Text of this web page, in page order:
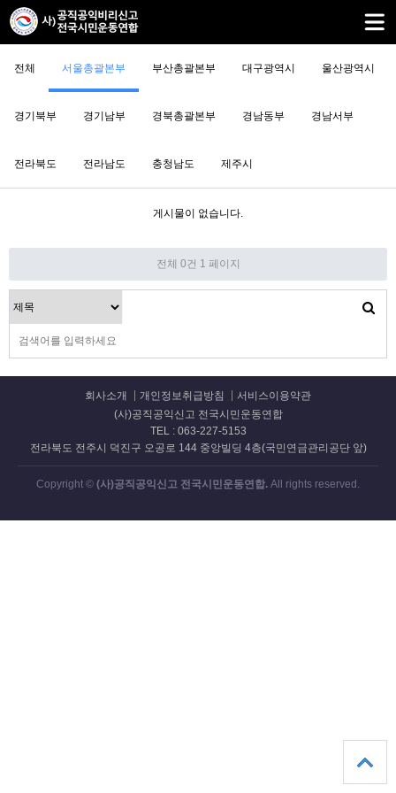
전체 서울총괄본부 부산총괄본부 대구광역시 울산광역시
경기북부 경기남부 경북총괄본부 경남동부 경남서부
전라북도 전라남도 충청남도 제주시
게시물이 없습니다.
전체 0건 1 페이지
회사소개 개인정보취급방침
서비스이용약관
(사)공직공익신고 전국시민운동연합
TEL : 063-227-5153
전라북도 전주시 덕진구 오공로 144 중앙빌딩 4층(국민연금관리공단 앞)
Copyright © (사)공직공익신고 전국시민운동연합. All rights reserved.